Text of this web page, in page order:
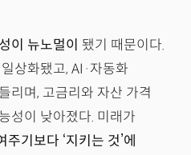
이 뉴노멀이 됐기 때문이다.
상화됐고, AI·자동화
리며, 고금리와 자산 가격
성이 낮아졌다. 미래가
주기보다 ‘지키는 것’에